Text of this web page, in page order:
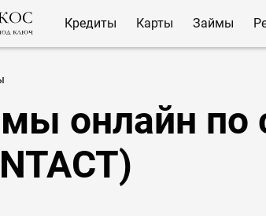
Кредиты Карты Займы
онлайн по